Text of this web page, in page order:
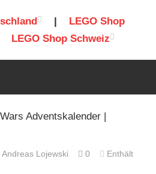
| LEGO Shop
LEGO Shop Schweiz
Andreas Lojewski 0
Enthält